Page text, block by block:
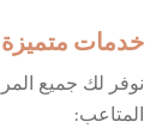
خدمات متميزة
نوفر لك جميع
المتاعب: